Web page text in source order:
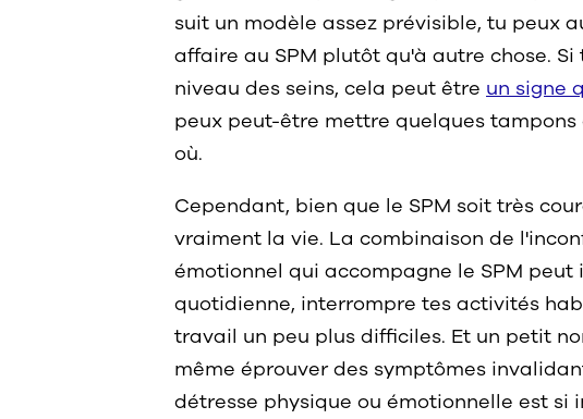
suit un modèle assez prévisible, tu peux
affaire au SPM plutôt qu'à autre chose.
niveau des seins, cela peut être un signe
peux peut-être mettre quelques
où.
Cependant, bien que le SPM soit très
vraiment la vie. La combinaison de
émotionnel qui accompagne le SPM
quotidienne, interrompre tes activités
travail un peu plus difficiles. Et un petit
même éprouver des symptômes
détresse physique ou émotionnelle est si